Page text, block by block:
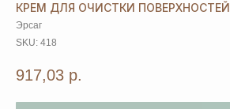
КРЕМ ДЛЯ ОЧИСТКИ ПОВЕРХНОСТЕЙ
Эрсаг
SKU: 418
917,03 р.